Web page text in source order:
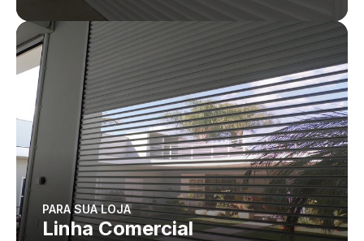
PARA SUA LOJA
Linha Comercial